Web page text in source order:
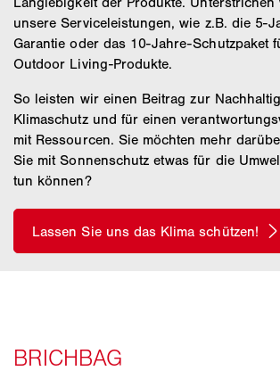
unsere Serviceleistungen, wie z.B. die 5-
Garantie oder das 10-Jahre-Schutzpaket
Outdoor Living-Produkte.
So leisten wir einen Beitrag zur
Klimaschutz und für einen
mit Ressourcen. Sie möchten mehr
Sie mit Sonnenschutz etwas für die
tun können?